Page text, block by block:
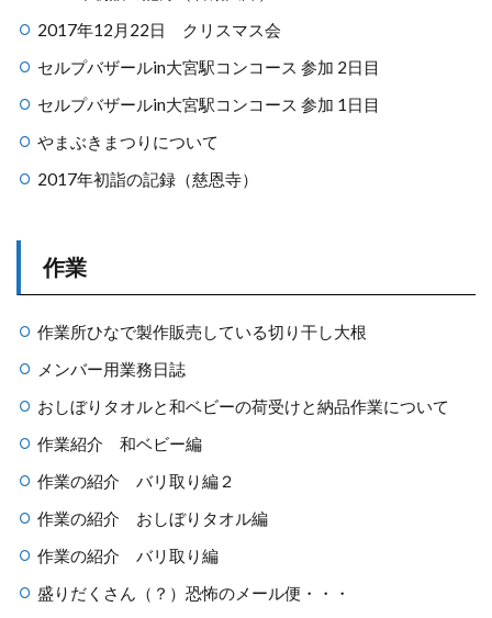
2017年12月22日 クリスマス会
セルプバザールin大宮駅コンコース 参加 2日目
セルプバザールin大宮駅コンコース 参加 1日目
やまぶきまつりについて
2017年初詣の記録（慈恩寺）
作業
作業所ひなで製作販売している切り干し大根
メンバー用業務日誌
おしぼりタオルと和ベビーの荷受けと納品作業について
作業紹介 和ベビー編
作業の紹介 バリ取り編２
作業の紹介 おしぼりタオル編
作業の紹介 バリ取り編
盛りだくさん（？）恐怖のメール便・・・